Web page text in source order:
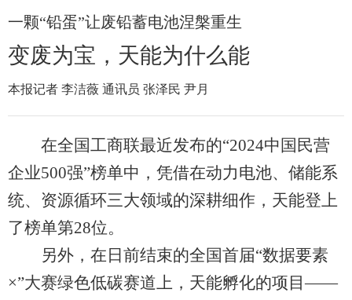
一颗“铅蛋”让废铅蓄电池涅槃重生
变废为宝，天能为什么能
本报记者 李洁薇 通讯员 张泽民 尹月
在全国工商联最近发布的“2024中国民营
企业500强”榜单中，凭借在动力电池、储能系
统、资源循环三大领域的深耕细作，天能登上
了榜单第28位。
另外，在日前结束的全国首届“数据要素
×”大赛绿色低碳赛道上，天能孵化的项目——